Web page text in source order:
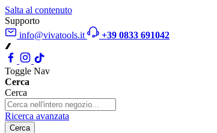
Salta al contenuto
Supporto
info@vivatools.it
+39 0833 691042
Toggle Nav
Cerca
Cerca
Ricerca avanzata
Cerca